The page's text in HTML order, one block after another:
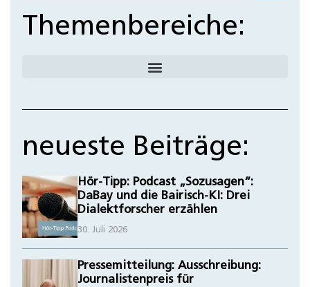
Themenbereiche:
neueste Beiträge:
Hör-Tipp: Podcast „Sozusagen“:
DaBay und die Bairisch-KI: Drei
Dialektforscher erzählen
30. Juli 2026
Pressemitteilung: Ausschreibung:
Journalistenpreis für